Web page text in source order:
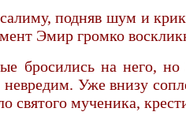
подняв шум и
Эмир громко
бросились на него,
Уже внизу
святого мученика,